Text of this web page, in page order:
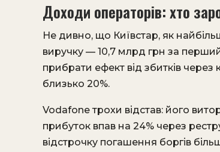
Доходи операторів: хто
Не дивно, що Київстар, як
виручку — 10,7 млрд грн за
прибрати ефект від збитків
близько 20%.
Vodafone трохи відстав: його
прибуток впав на 24% через
відстрочку погашення боргів